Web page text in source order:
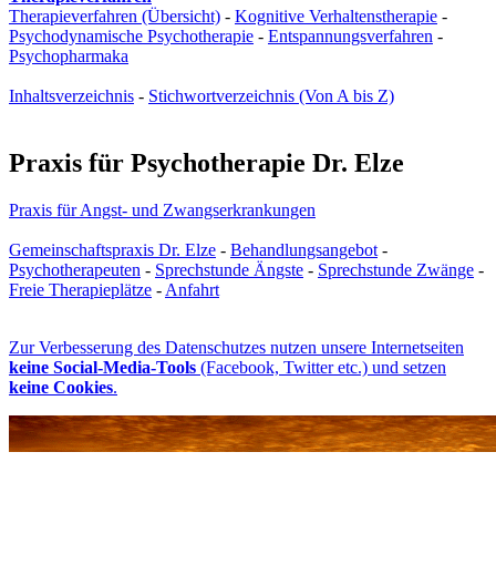
Therapieverfahren (Übersicht) - Kognitive Verhaltenstherapie -
Psychodynamische Psychotherapie - Entspannungsverfahren -
Psychopharmaka
Inhaltsverzeichnis - Stichwortverzeichnis (Von A bis Z)
Praxis für Psychotherapie Dr. Elze
Praxis für Angst- und Zwangs­erkrankungen
Gemeinschaftspraxis Dr. Elze - Behandlungsangebot -
Psychotherapeuten - Sprechstunde Ängste - Sprechstunde Zwänge -
Freie Therapieplätze - Anfahrt
Zur Verbesserung des Datenschutzes nutzen unsere Internetseiten
keine Social-Media-Tools (Facebook, Twitter etc.) und setzen
keine Cookies.